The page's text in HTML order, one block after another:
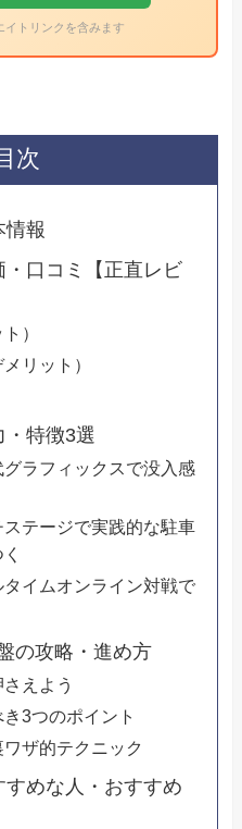
トリンクを含みます
次
情報
口コミ【正直レビ
）
リット）
特徴3選
ラフィックスで没入感
テージで実践的な駐車
イムオンライン対戦で
の攻略・進め方
えよう
3つのポイント
ワザ的テクニック
めな人・おすすめ